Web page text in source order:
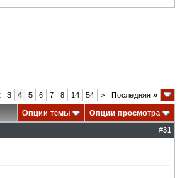
3 4 5 6 7 8 14 54 > Последняя »
Опции темы
Опции просмотра
#31